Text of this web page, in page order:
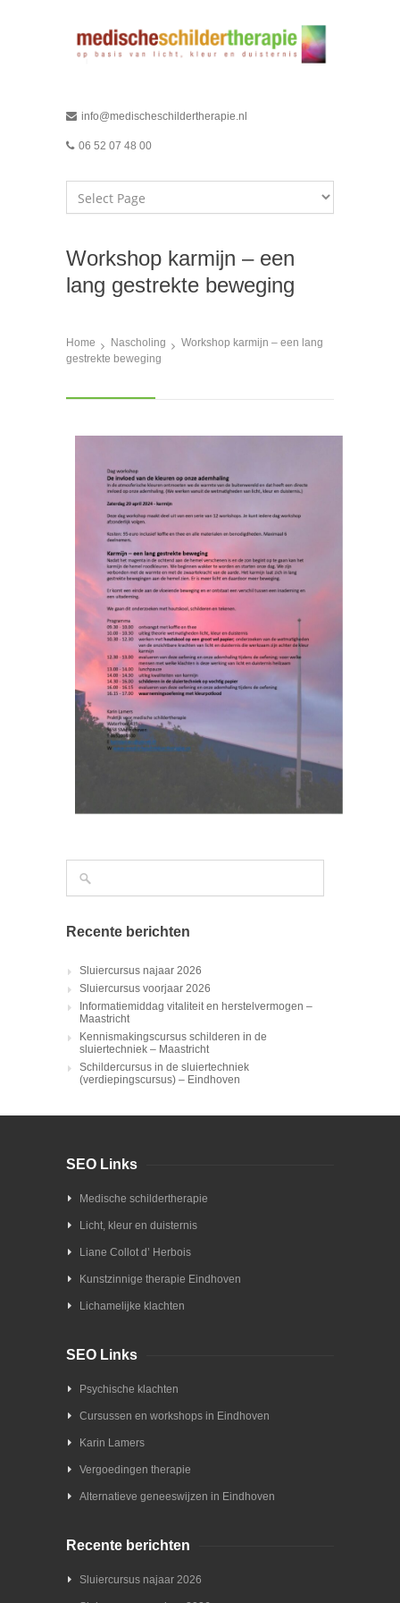
info@medischeschildertherapie.nl
06 52 07 48 00
Workshop karmijn – een
lang gestrekte beweging
Home Nascholing
Workshop karmijn – een lang
gestrekte beweging
Recente berichten
Sluiercursus najaar 2026
Sluiercursus voorjaar 2026
Informatiemiddag vitaliteit en herstelvermogen –
Maastricht
Kennismakingscursus schilderen in de
sluiertechniek – Maastricht
Schildercursus in de sluiertechniek
(verdiepingscursus) – Eindhoven
SEO Links
Medische schildertherapie
Licht, kleur en duisternis
Liane Collot d’ Herbois
Kunstzinnige therapie Eindhoven
Lichamelijke klachten
SEO Links
Psychische klachten
Cursussen en workshops in Eindhoven
Karin Lamers
Vergoedingen therapie
Alternatieve geneeswijzen in Eindhoven
Recente berichten
Sluiercursus najaar 2026